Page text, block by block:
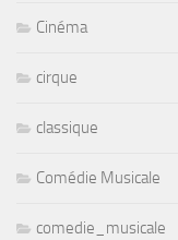
Cinéma
cirque
classique
Comédie Musicale
comedie_musicale